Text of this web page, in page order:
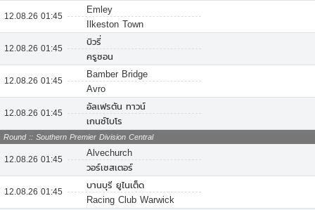
12.08.26 01:45
Emley
Ilkeston Town
12.08.26 01:45
บิวรี่
ครูซอน
12.08.26 01:45
Bamber Bridge
Avro
12.08.26 01:45
อัลเฟรตัน ทาวน์
เกนซ์โบโร
Round :: Southern Premier Division Central
12.08.26 01:45
Alvechurch
วอร์เซสเตอร์
12.08.26 01:45
บานบุรี ยูไนเต็ด
Racing Club Warwick